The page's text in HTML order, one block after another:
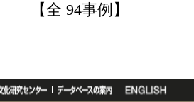
【全 94事例】